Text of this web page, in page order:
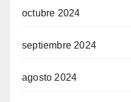
octubre 2024
septiembre 2024
agosto 2024